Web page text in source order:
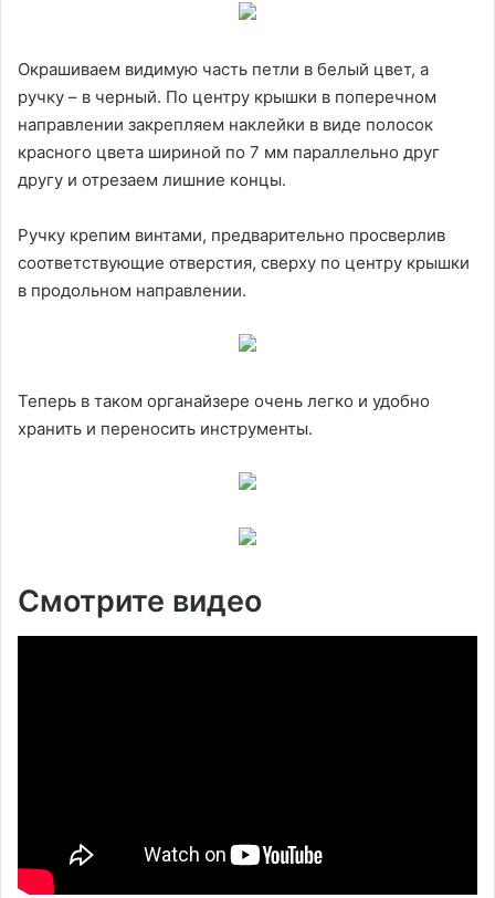
Окрашиваем видимую часть петли в белый цвет, а
ручку – в черный. По центру крышки в поперечном
направлении закрепляем наклейки в виде полосок
красного цвета шириной по 7 мм параллельно друг
другу и отрезаем лишние концы.
Ручку крепим винтами, предварительно просверлив
соответствующие отверстия, сверху по центру крышки
в продольном направлении.
Теперь в таком органайзере очень легко и удобно
хранить и переносить инструменты.
Смотрите видео